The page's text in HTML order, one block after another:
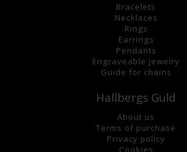
Bracelets
Necklaces
Rings
Earrings
Pendants
Engraveable jewelry
Guide for chains
Hallbergs Guld
About us
Terms of purchase
Privacy policy
Cookies